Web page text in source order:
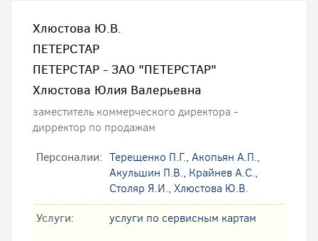
Хлюстова Ю.В.
ПЕТЕРСТАР
ПЕТЕРСТАР - ЗАО "ПЕТЕРСТАР"
Хлюстова Юлия Валерьевна
заместитель коммерческого директора -
дирректор по продажам
Персоналии: Терещенко П.Г., Акопьян А.П.,
Акульшин П.В., Крайнев А.С.,
Столяр Я.И., Хлюстова Ю.В.
Услуги:
услуги по сервисным картам